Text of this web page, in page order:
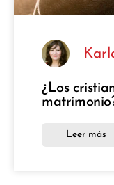
¿Los
Leer más